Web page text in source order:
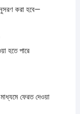
করা হবে—
হতে পারে
ফেরত দেওয়া